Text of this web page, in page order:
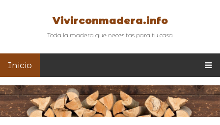
Vivirconmadera.info
Toda la madera que necesitas para tu casa
Inicio